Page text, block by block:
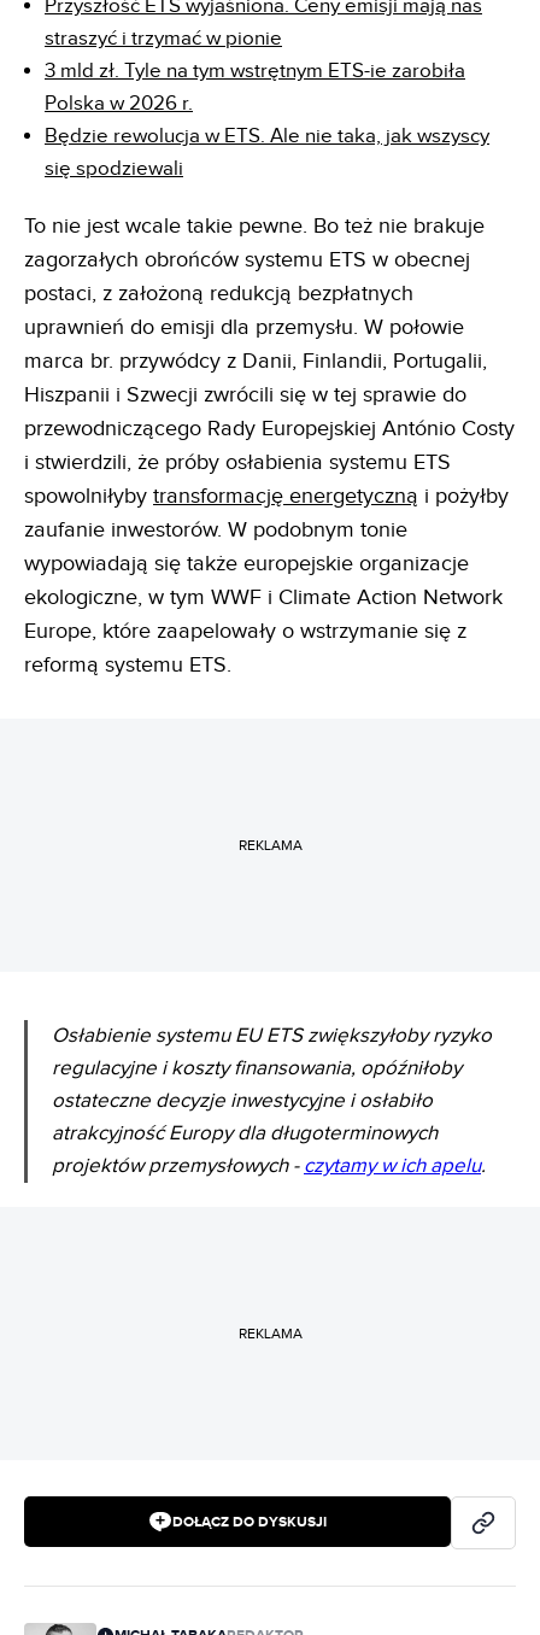
Przyszłość ETS wyjaśniona. Ceny emisji mają nas
straszyć i trzymać w pionie
3 mld zł. Tyle na tym wstrętnym ETS-ie zarobiła
Polska w 2026 r.
Będzie rewolucja w ETS. Ale nie taka, jak wszyscy
się spodziewali
To nie jest wcale takie pewne. Bo też nie brakuje
zagorzałych obrońców systemu ETS w obecnej
postaci, z założoną redukcją bezpłatnych
uprawnień do emisji dla przemysłu. W połowie
marca br. przywódcy z Danii, Finlandii, Portugalii,
Hiszpanii i Szwecji zwrócili się w tej sprawie do
przewodniczącego Rady Europejskiej António Costy
i stwierdzili, że próby osłabienia systemu ETS
spowolniłyby transformację energetyczną i pożyłby
zaufanie inwestorów. W podobnym tonie
wypowiadają się także europejskie organizacje
ekologiczne, w tym WWF i Climate Action Network
Europe, które zaapelowały o wstrzymanie się z
reformą systemu ETS.
REKLAMA
Osłabienie systemu EU ETS zwiększyłoby ryzyko
regulacyjne i koszty finansowania, opóźniłoby
ostateczne decyzje inwestycyjne i osłabiło
atrakcyjność Europy dla długoterminowych
projektów przemysłowych - czytamy w ich apelu.
REKLAMA
DOŁĄCZ DO DYSKUSJI